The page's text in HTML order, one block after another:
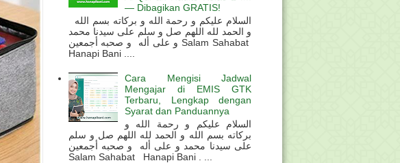
— Dibagikan GRATIS!
و الحمد لله اللهم صل و سلم على سيدنا محمد
و على أله و صحبه أجمعين Salam Sahabat
Hanapi Bani ....
Cara Mengisi Jadwal
Mengajar di EMIS GTK
Terbaru, Lengkap dengan
Syarat dan Panduannya
السلام عليكم و رحمة الله و
بركاته بسم الله و الحمد لله اللهم صل و سلم
على سيدنا محمد و على أله و صحبه أجمعين
Salam Sahabat Hanapi Bani . ...